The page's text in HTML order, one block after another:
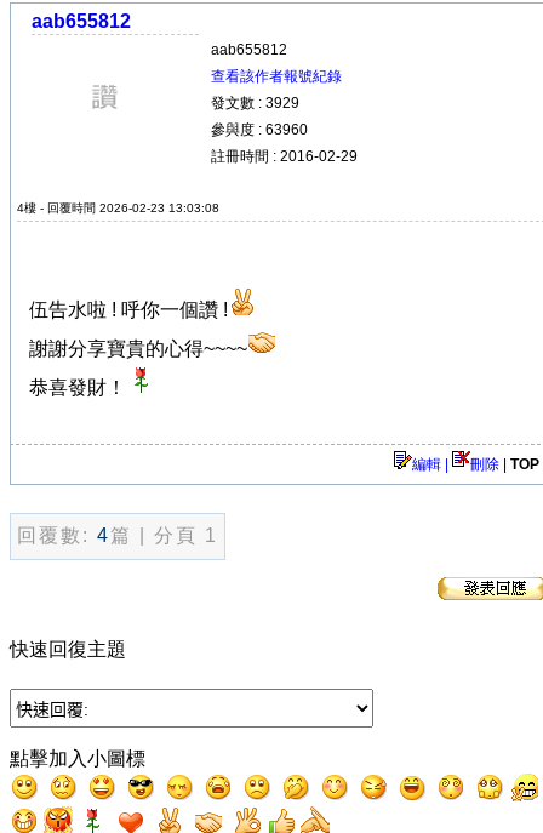
aab655812
aab655812
查看該作者報號紀錄
發文數 : 3929
參與度 : 63960
註冊時間 : 2016-02-29
4樓 - 回覆時間 2026-02-23 13:03:08
伍告水啦 ! 呼你一個讚 !
謝謝分享寶貴的心得~~~~
恭喜發財！
編輯 | 刪除 TOP
回覆數: 4篇 | 分頁 1
快速回復主題
點擊加入小圖標